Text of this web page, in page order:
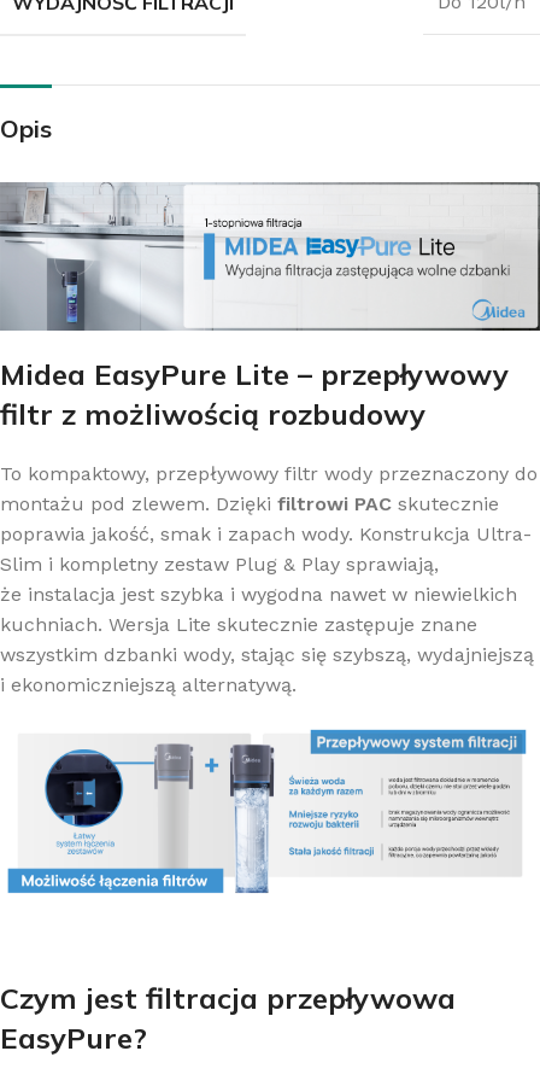
Opis
Midea EasyPure Lite – przepływowy
filtr z możliwością rozbudowy
To kompaktowy, przepływowy filtr wody przeznaczony do
montażu pod zlewem. Dzięki filtrowi PAC skutecznie
poprawia jakość, smak i zapach wody. Konstrukcja Ultra-
Slim i kompletny zestaw Plug & Play sprawiają,
że instalacja jest szybka i wygodna nawet w niewielkich
kuchniach. Wersja Lite skutecznie zastępuje znane
wszystkim dzbanki wody, stając się szybszą, wydajniejszą
i ekonomiczniejszą alternatywą.
Czym jest filtracja przepływowa
EasyPure?